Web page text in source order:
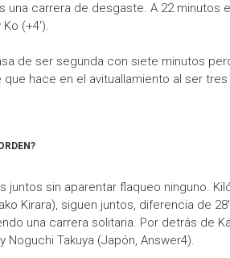
carrera de desgaste. A 22 minutos
(+4').
de ser segunda con siete minutos
hace en el avituallamiento al ser
sin aparentar flaqueo ninguno.
Kirara), siguen juntos, diferencia de
una carrera solitaria. Por detrás de
Noguchi Takuya (Japón, Answer4).